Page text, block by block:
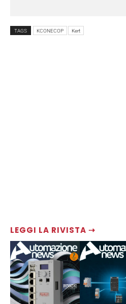
LEGGI LA RIVISTA ⇢
TAGS KCONECOP Kert